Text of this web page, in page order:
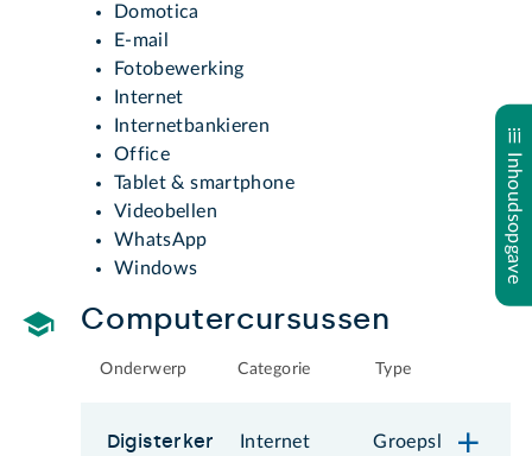
Inhoudsopgave
Domotica
E-mail
Fotobewerking
Internet
Internetbankieren
Office
Tablet & smartphone
Videobellen
WhatsApp
Windows
Computercursussen
Onderwerp Categorie Type
Digisterker
Internet
Groepsl